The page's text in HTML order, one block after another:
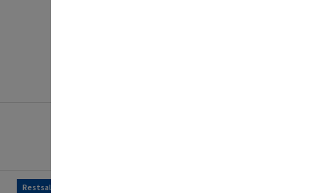
Restsalg